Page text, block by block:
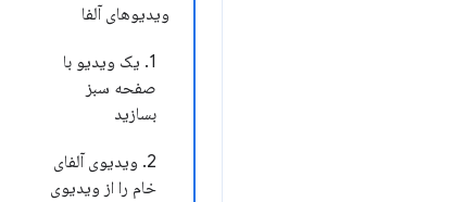
ویدیوهای آلفا
1. یک ویدیو با
صفحه سبز
بسازید
2. ویدیوی آلفای
خام را از ویدیوی